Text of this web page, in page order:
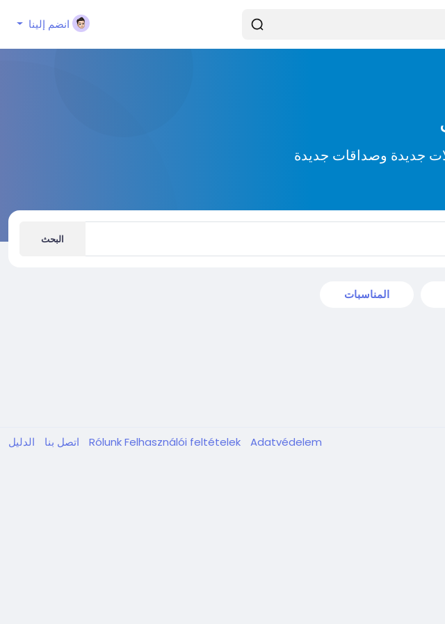
انضم إلينا
جديدة وصداقات جديدة
البحث
المناسبات
RólunkFelhasználói feltételek Adatvédelem اتصل بنا الدليل